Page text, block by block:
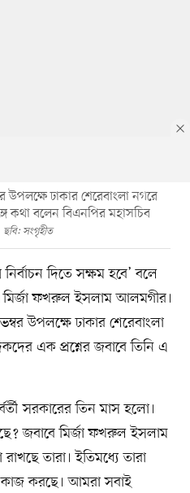
ঢাকার শেরেবাংলা নগরে
কথা বলেন বিএনপির মহাসচিব
ছবি: সংগৃহীত
দিতে সক্ষম হবে’ বলে
মির্জা ফখরুল ইসলাম আলমগীর।
উপলক্ষে ঢাকার শেরেবাংলা
এক প্রশ্নের জবাবে তিনি এ
সরকারের তিন মাস হলো।
জবাবে মির্জা ফখরুল ইসলাম
তারা। ইতিমধ্যে তারা
করছে। আমরা সবাই